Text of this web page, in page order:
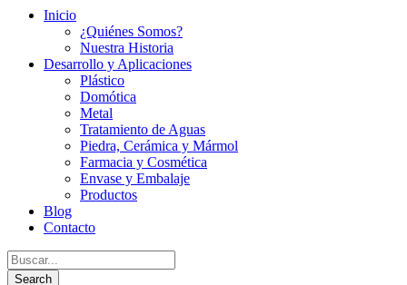
Inicio
¿Quiénes Somos?
Nuestra Historia
Desarrollo y Aplicaciones
Plástico
Domótica
Metal
Tratamiento de Aguas
Piedra, Cerámica y Mármol
Farmacia y Cosmética
Envase y Embalaje
Productos
Blog
Contacto